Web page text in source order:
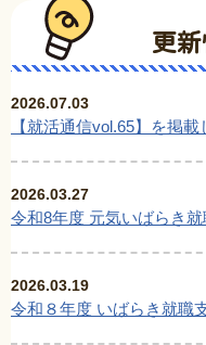
更
2026.07.03
【就活通信vol.65】を掲載
2026.03.27
令和8年度 元気いばらき
2026.03.19
令和８年度 いばらき就職